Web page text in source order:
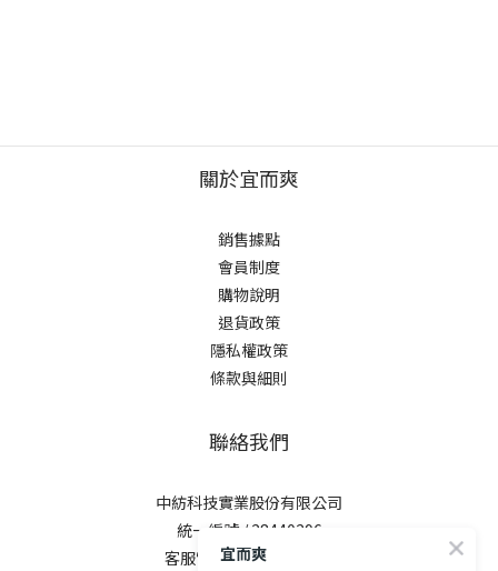
關於宜而爽
銷售據點
會員制度
購物說明
退貨政策
隱私權政策
條款與細則
聯絡我們
中紡科技實業股份有限公司
統一編號 / 28440296
客服電話 / 0800-281729
宜而爽